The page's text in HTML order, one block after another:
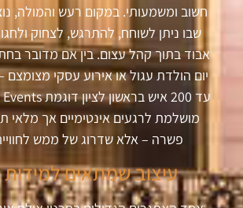
חשוב ומשמעותי. במקום רעש והמולה,
שבו ניתן לשוחח, להתרגש, לצחוק
אבוד בתוך קהל עצום. בין אם מדובר
יום הולדת עגול או אירוע עסקי מצומצם
מושלמת לרגעים אינטימיים אך מלאי
פשרה – אלא שדרוג של ממש
עיצוב שמתאים